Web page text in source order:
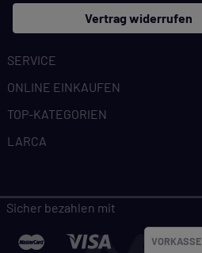
Vertrag widerrufen
SERVICE
ONLINE EINKAUFEN
TOP-KATEGORIEN
LARCA
Sicher bezahlen mit
VORKASSE